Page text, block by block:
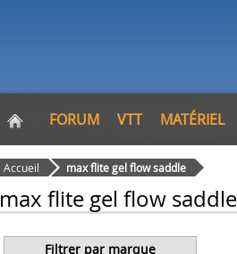
FORUM VTT MATÉRIEL
Accueil max flite gel flow saddle
max flite gel flow saddle
Filtrer par marque